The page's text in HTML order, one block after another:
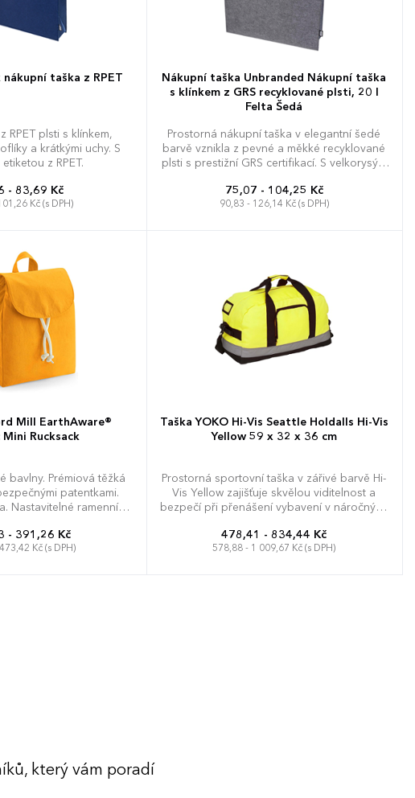
nákupní taška z RPET
RPET plsti s klínkem,
a krátkými uchy. S
z RPET.
- 83,69 Kč
Kč (s DPH)
Nákupní taška Unbranded Nákupní taška
s klínkem z GRS recyklované plsti, 20 l
Felta Šedá
Prostorná nákupní taška v elegantní šedé
barvě vznikla z pevné a měkké recyklované
plsti s prestižní GRS certifikací. S velkorysým
klínkem na dně bezpečně pojme i
rozměrnější nákup nebo pracovní pomůcky.
úhledný tvar celé tašky. Možnost brandingu:
Produkt lze opatřit potiskem dle vašich
požadavků. Rádi vám doporučíme
nejvhodnější technologii potisku s ohledem
na design i váš rozpočet.
75,07 - 104,25 Kč
90,83 - 126,14 Kč (s DPH)
Mill EarthAware®
Rucksack
bavlny. Prémiová těžká
patentkami.
Nastavitelné ramenní
bez dekorace/obsahu.
- 391,26 Kč
Kč (s DPH)
Taška YOKO Hi-Vis Seattle Holdalls Hi-Vis
Yellow 59 x 32 x 36 cm
Prostorná sportovní taška v zářivé barvě Hi-
Vis Yellow zajišťuje skvělou viditelnost a
bezpečí při přenášení vybavení v náročných
vodotěsného polyesteru 600D spolehlivě
chrání obsah před deštěm a vlhkostí,
478,41 - 834,44 Kč
578,88 - 1 009,67 Kč (s DPH)
který vám poradí